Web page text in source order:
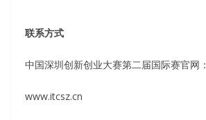
联系方式
中国深圳创新创业大赛第二届国际赛官网：
www.itcsz.cn